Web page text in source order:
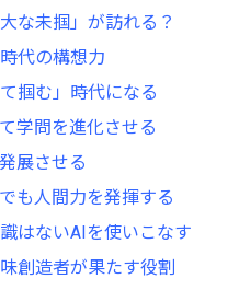
な未掴」が訪れる？
代の構想力
掴む」時代になる
学問を進化させる
展させる
も人間力を発揮する
はないAIを使いこなす
創造者が果たす役割